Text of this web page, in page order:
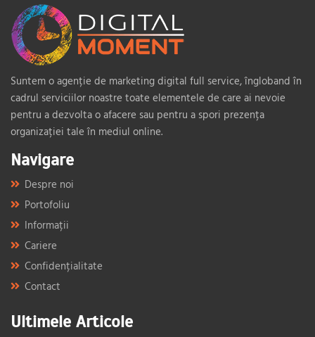
Suntem o agenție de marketing digital full service, îngloband în
cadrul serviciilor noastre toate elementele de care ai nevoie
pentru a dezvolta o afacere sau pentru a spori prezența
organizației tale în mediul online.
Navigare
Despre noi
Portofoliu
Informații
Cariere
Confidențialitate
Contact
Ultimele Articole